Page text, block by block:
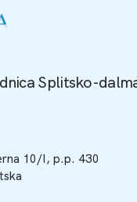
Splitsko-
10/I, p.p. 430